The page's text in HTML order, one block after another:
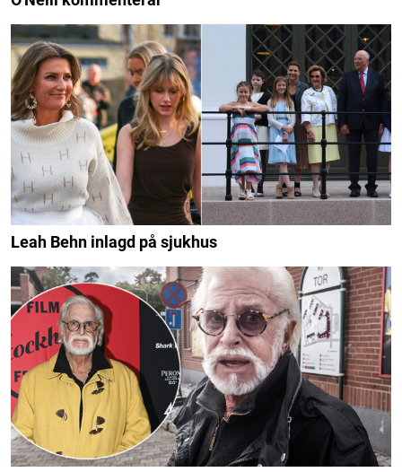
Leah Behn inlagd på sjukhus